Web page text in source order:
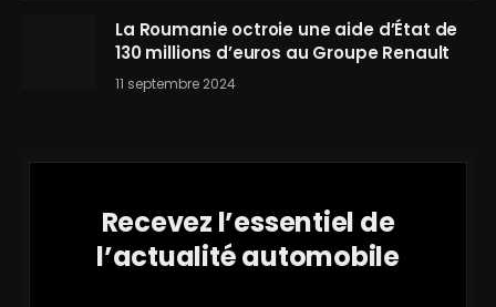
La Roumanie octroie une aide d’État de
130 millions d’euros au Groupe Renault
11 septembre 2024
Recevez l’essentiel de
l’actualité automobile